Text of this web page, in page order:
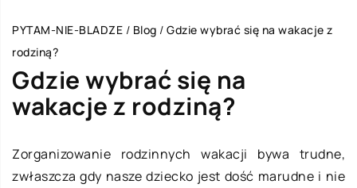
PYTAM-NIE-BLADZE / Blog / Gdzie wybrać się na wakacje z
rodziną?
Gdzie wybrać się na
wakacje z rodziną?
Zorganizowanie rodzinnych wakacji bywa trudne,
zwłaszcza gdy nasze dziecko jest dość marudne i nie